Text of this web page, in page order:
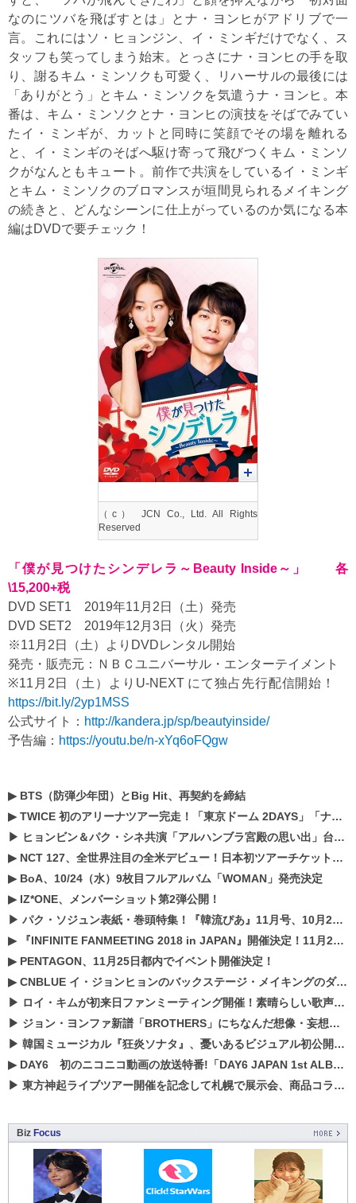
なのにツバを飛ばすとは」とナ・ヨンヒがアドリブで一
言。これにはソ・ヒョンジン、イ・ミンギだけでなく、ス
タッフも笑ってしまう始末。とっさにナ・ヨンヒの手を取
り、謝るキム・ミンソクも可愛く、リハーサルの最後には
「ありがとう」とキム・ミンソクを気遣うナ・ヨンヒ。本
番は、キム・ミンソクとナ・ヨンヒの演技をそばでみてい
たイ・ミンギが、カットと同時に笑顔でその場を離れる
と、イ・ミンギのそばへ駆け寄って飛びつくキム・ミンソ
クがなんともキュート。前作で共演をしているイ・ミンギ
とキム・ミンソクのブロマンスが垣間見られるメイキング
の続きと、どんなシーンに仕上がっているのか気になる本
編はDVDで要チェック！
（c） JCN Co., Ltd. All Rights
Reserved
「僕が見つけたシンデレラ～Beauty Inside～」 各
\15,200+税
DVD SET1 2019年11月2日（土）発売
DVD SET2 2019年12月3日（火）発売
※11月2日（土）よりDVDレンタル開始
発売・販売元：ＮＢＣユニバーサル・エンターテイメント
※11月2日（土）よりU-NEXT にて独占先行配信開始！
https://bit.ly/2yp1MSS
公式サイト： http://kandera.jp/sp/beautyinside/
予告編： https://youtu.be/n-xYq6oFQgw
▶ BTS（防弾少年団）とBig Hit、再契約を締結
▶TWICE 初のアリーナツアー完走！「東京ドーム 2DAYS」「ナゴヤドーム1DAY」「京セラドーム1DAY」2019年ドームツアー開催決定！！
▶ ヒョンビン＆パク・シネ共演「アルハンブラ宮殿の思い出」台本読み現場を公開
▶ NCT 127、全世界注目の全米デビュー！日本初ツアーチケットが早くもプレミア化！？
▶ BoA、10/24（水）9枚目フルアルバム「WOMAN」発売決定
▶ IZ*ONE、メンバーショット第2弾公開！
▶ パク・ソジュン表紙・巻頭特集！『韓流ぴあ』11月号、10月22日（月）発売！
▶
『INFINITE FANMEETING 2018 in JAPAN』開催決定！11月21、22日にパシフィコ横浜にて実施
▶ PENTAGON、11月25日都内でイベント開催決定！
▶CNBLUE イ・ジョンヒョンのバックステージ・メイキングのダイジェスト映像が公開！
▶ ロイ・キムが初来日ファンミーティング開催！素晴らしい歌声に癒される贅沢な時間
▶ ジョン・ヨンファ新譜「BROTHERS」にちなんだ想像・妄想企画がスタート！
▶ 韓国ミュージカル『狂炎ソナタ』、憂いある​ビジュアル初公開!! 主役リョウク、SHIN、KENらのコメントが到着！
▶ DAY6 初のニコニコ動画の放送特番!「DAY6 JAPAN 1st ALBUM「UNLOCK」発売記念 ライブ@ニコ生」を配信決定!
▶ 東方神起ライブツアー開催を記念して札幌で展示会、商品コラボが実現！！
Biz Focus